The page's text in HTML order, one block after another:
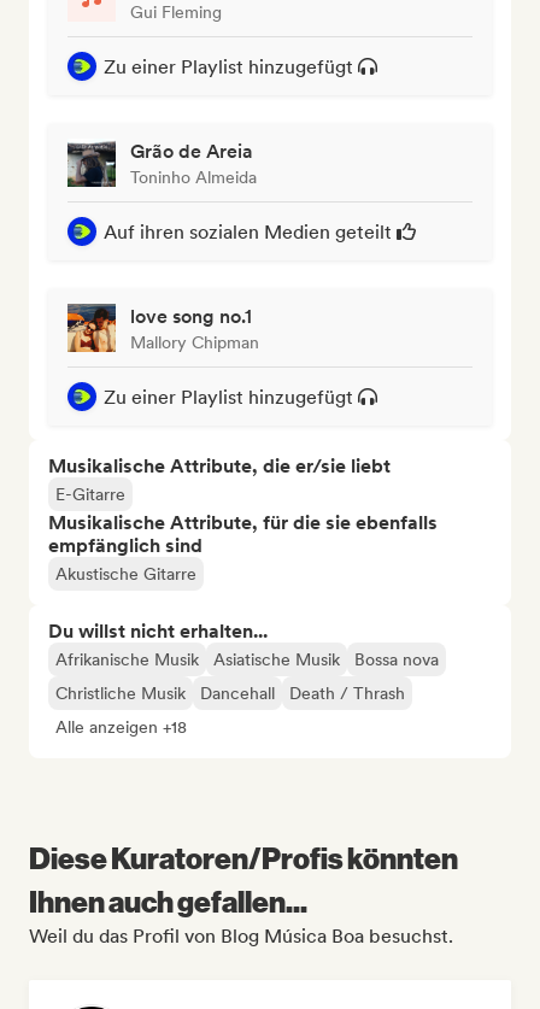
Gui Fleming
Zu einer Playlist hinzugefügt
Grão de Areia
Toninho Almeida
Auf ihren sozialen Medien geteilt
love song no.1
Mallory Chipman
Zu einer Playlist hinzugefügt
Musikalische Attribute, die er/sie liebt
E-Gitarre
Musikalische Attribute, für die sie ebenfalls
empfänglich sind
Akustische Gitarre
Du willst nicht erhalten...
Afrikanische Musik Asiatische Musik
Bossa nova
Christliche Musik
Dancehall
Death / Thrash
Alle anzeigen +18
Diese Kuratoren/Profis könnten
Ihnen auch gefallen...
Weil du das Profil von Blog Música Boa besuchst.